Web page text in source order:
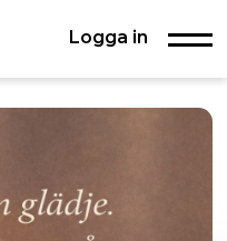
Logga in